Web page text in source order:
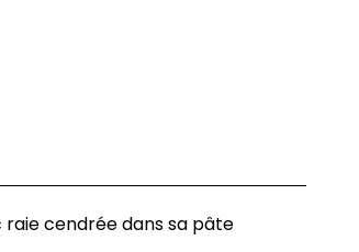
cendrée dans sa pâte